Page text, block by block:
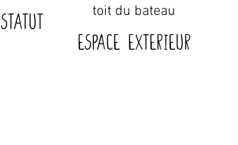
STATUT
toit du bateau
Espace exterieur